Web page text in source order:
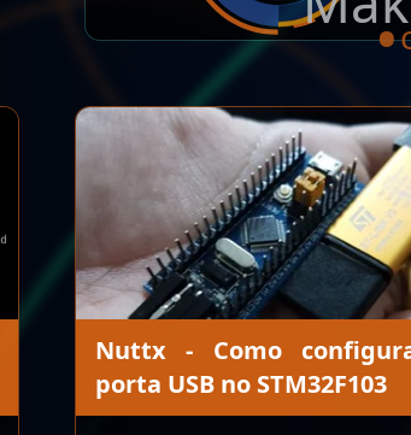
Nuttx - Como
porta USB no STM32F103